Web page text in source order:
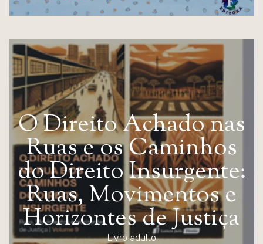
ODireitoAchadonas
RuaseosCaminhos
doDireitoInsurgente:
Ruas,Movimentose
HorizontesdeJustiça
Livro adulto